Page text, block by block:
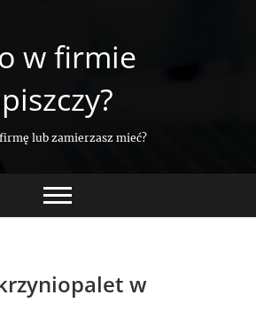
w firmie
piszczy?
lub zamierzasz mieć?
w